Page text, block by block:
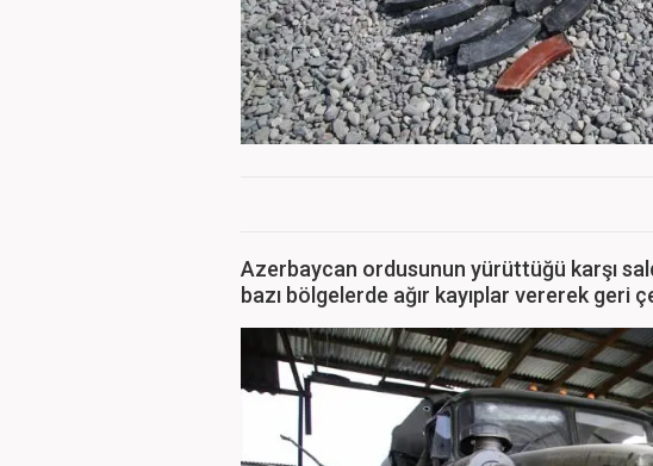
Azerbaycan ordusunun yürüttüğü karşı
bazı bölgelerde ağır kayıplar vererek geri